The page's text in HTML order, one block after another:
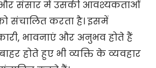
और संसार में उसकी आवश्यकताओं
संचालित करता है। इसमें
भावनाएं और अनुभव होते हैं
होते हुए भी व्यक्ति के व्यवहार